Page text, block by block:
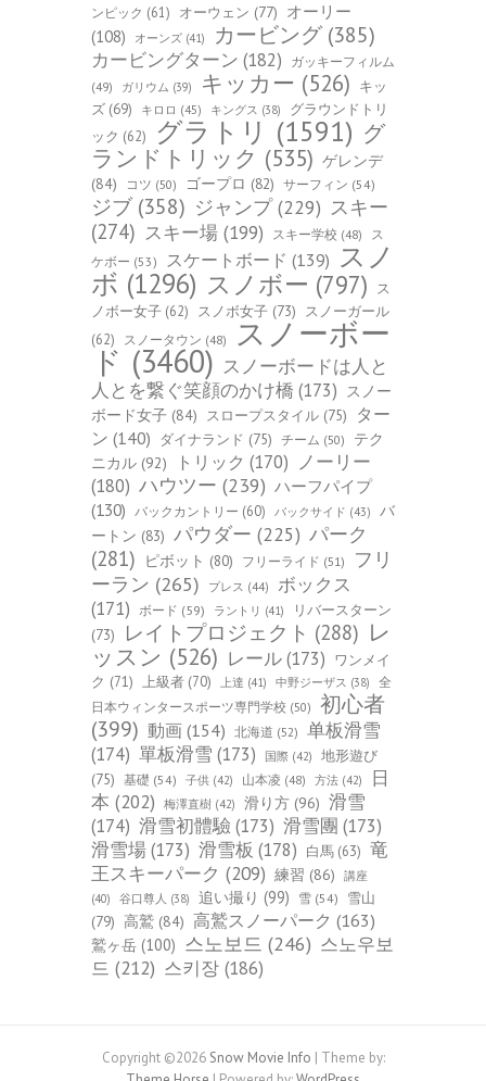
ンピック (61) オーウェン (77) オーリー
(108)
オーンズ (41) カービング (385)
カービングターン (182)
ガッキーフィルム
(49)
ガリウム (39) キッカー (526) キッ
ズ (69) キロロ (45) キングス (38)
グラウンドトリ
ック (62) グラトリ (1591) グ
ランドトリック (535) ゲレンデ
(84)
コツ (50) ゴープロ (82) サーフィン (54)
ジブ (358) ジャンプ(229) スキー
(274) スキー場 (199) スキー学校 (48)
ス
ケボー (53) スケートボード (139) スノ
ボ (1296) スノボー (797)
ス
ノボー女子 (62) スノボ女子 (73)
スノーガール
(62)
スノータウン (48) スノーボー
ド (3460) スノーボードは人と
人とを繋ぐ笑顔のかけ橋 (173) スノー
ボード女子 (84) スロープスタイル (75)
ター
ン (140) ダイナランド (75) チーム (50)
テク
ニカル (92) トリック (170) ノーリー
(180) ハウツー (239) ハーフパイプ
(130)
バックカントリー (60) バックサイド (43)
バ
ートン (83) パウダー (225) パーク
(281)
ピボット (80) フリーライド (51)
フリ
ーラン (265) プレス (44)
ボックス
(171)
ボード (59) ラントリ (41)
リバースターン
(73)
レイトプロジェクト (288) レ
ッスン (526) レール(173) ワンメイ
ク (71) 上級者 (70) 上達 (41) 中野ジーザス (38)
全
日本ウィンタースポーツ専門学校 (50) 初心者
(399) 動画 (154) 北海道 (52) 单板滑雪
(174) 單板滑雪 (173) 国際 (42)
地形遊び
(75) 基礎 (54) 子供 (42) 山本凌 (48) 方法 (42)
日
本 (202) 梅澤直樹 (42) 滑り方 (96) 滑雪
(174) 滑雪初體驗 (173) 滑雪團 (173)
滑雪場(173) 滑雪板 (178) 白馬 (63) 竜
王スキーパーク (209) 練習 (86)
講座
(40)
谷口尊人 (38) 追い撮り (99) 雪 (54)
雪山
(79) 高鷲 (84) 高鷲スノーパーク (163)
鷲ヶ岳 (100) 스노보드 (246) 스노우보
드 (212) 스키장 (186)
Copyright ©2026 Snow Movie Info | Theme by: